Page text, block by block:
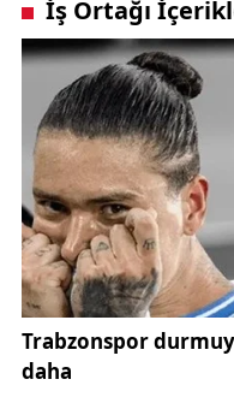
kategorilerindeki
yakından takip
Çarpmanın etkisiyle
Kazayı gören
Merkezi'ne bildirmesi
ekipleri yönlendirildi.
Sağlık görevlileri
müdahalenin
çevredeki
tedavilerinin sürdüğü